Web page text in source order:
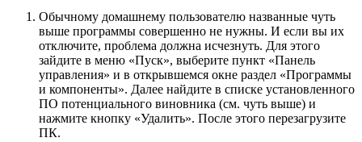
Обычному домашнему пользователю названные чуть
выше программы совершенно не нужны. И если вы их
отключите, проблема должна исчезнуть. Для этого
зайдите в меню «Пуск», выберите пункт «Панель
управления» и в открывшемся окне раздел «Программы
и компоненты». Далее найдите в списке установленного
ПО потенциального виновника (см. чуть выше) и
нажмите кнопку «Удалить». После этого перезагрузите
ПК.